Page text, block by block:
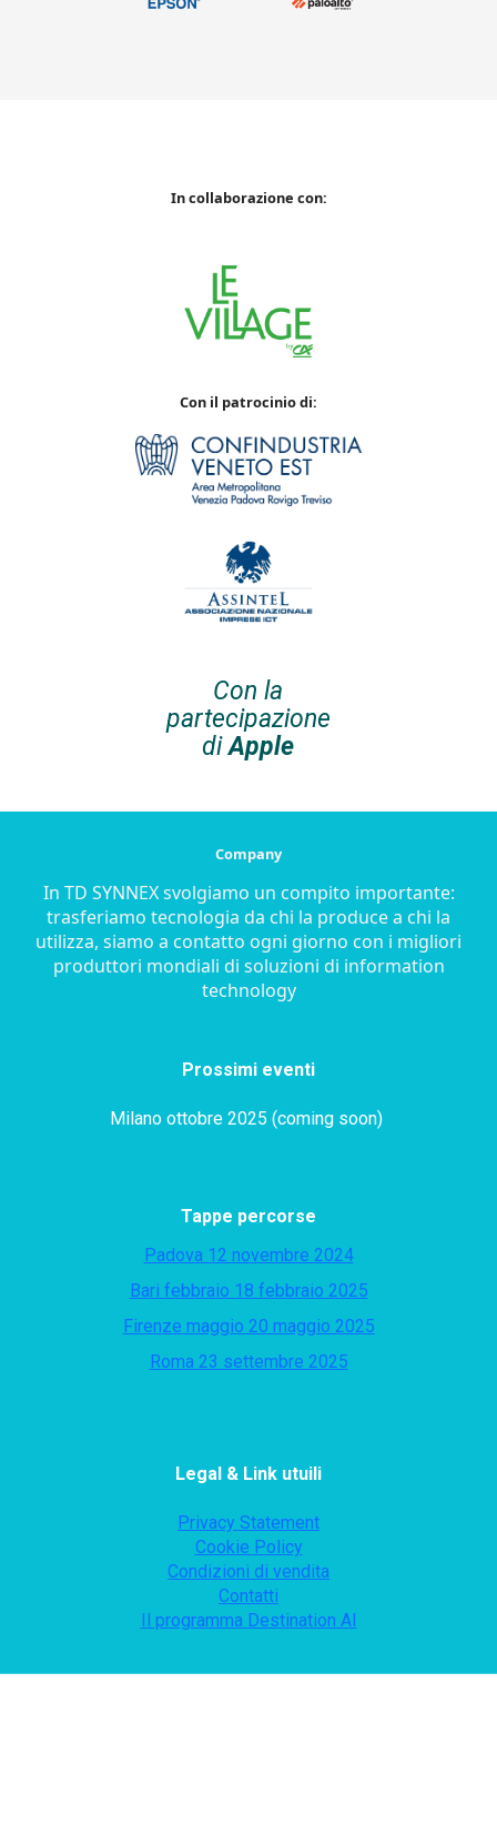
In collaborazione con:
Con il patrocinio di:
Con la
partecipazione
diApple
Company
In TD SYNNEX svolgiamo un compito importante:
trasferiamo tecnologia da chi la produce a chi la
utilizza, siamo a contatto ogni giorno con i migliori
produttori mondiali di soluzioni di information
technology
Prossimi eventi
Milano ottobre 2025 (coming soon)
Tappe percorse
Padova 12 novembre 2024
Bari febbraio 18 febbraio 2025
Firenze maggio 20 maggio 2025
Roma 23 settembre 2025
Legal & Link utuili
Privacy Statement
Cookie Policy
Condizioni di vendita
Contatti
Il programma Destination AI